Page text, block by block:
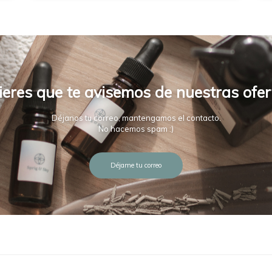
que te avisemos de nuestras
Déjanos tu correo, mantengamos el contacto.
No hacemos spam :)
Déjame tu correo